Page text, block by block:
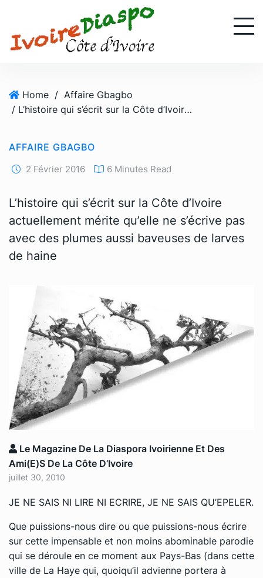
Home / Affaire Gbagbo
/ L’histoire qui s’écrit sur la Côte d’Ivoire actuellement mérite qu’elle ne s’écrive pas avec des plumes aussi baveuses de larves de haine
AFFAIRE GBAGBO
2 Février 2016 6 Minutes Read
L’histoire qui s’écrit sur la Côte d’Ivoire
actuellement mérite qu’elle ne s’écrive pas
avec des plumes aussi baveuses de larves
de haine
Le Magazine De La Diaspora Ivoirienne Et Des
Ami(e)s De La Côte D’Ivoire
juillet 30, 2010
JE NE SAIS NI LIRE NI ECRIRE, JE NE SAIS QU’EPELER.
Que puissions-nous dire ou que puissions-nous écrire
sur cette impensable et non moins abominable parodie
qui se déroule en ce moment aux Pays-Bas (dans cette
ville de La Haye qui, quoiqu’il advienne portera à